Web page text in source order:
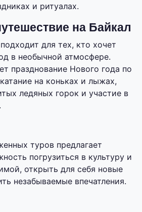
и ритуалах.
на Байкал
для тех, кто хочет
в необычной атмосфере.
празднование Нового года по
на коньках и лыжах,
ледяных горок и участие в
туров предлагает
погрузиться в культуру и
открыть для себя новые
незабываемые впечатления.